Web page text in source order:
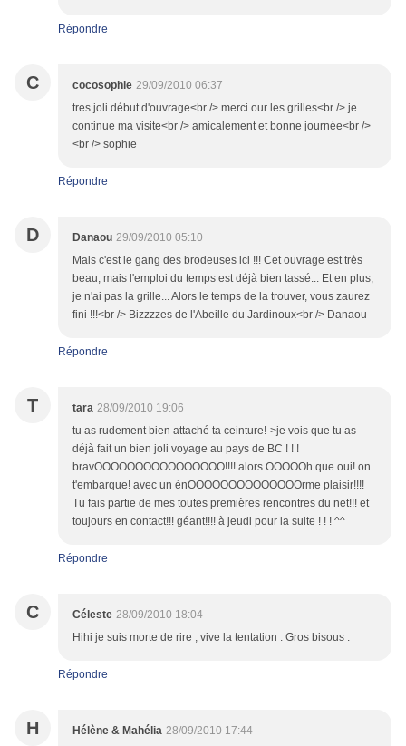
Répondre
C cocosophie 29/09/2010 06:37
tres joli début d'ouvrage<br /> merci our les grilles<br /> je
continue ma visite<br /> amicalement et bonne journée<br />
<br /> sophie
Répondre
D Danaou 29/09/2010 05:10
Mais c'est le gang des brodeuses ici !!! Cet ouvrage est très
beau, mais l'emploi du temps est déjà bien tassé... Et en plus,
je n'ai pas la grille... Alors le temps de la trouver, vous zaurez
fini !!!<br /> Bizzzzes de l'Abeille du Jardinoux<br /> Danaou
Répondre
T tara 28/09/2010 19:06
tu as rudement bien attaché ta ceinture!->je vois que tu as
déjà fait un bien joli voyage au pays de BC ! ! !
bravOOOOOOOOOOOOOOOO!!!! alors OOOOOh que oui! on
t'embarque! avec un énOOOOOOOOOOOOOOrme plaisir!!!!
Tu fais partie de mes toutes premières rencontres du net!!! et
toujours en contact!!! géant!!!! à jeudi pour la suite ! ! ! ^^
Répondre
C Céleste 28/09/2010 18:04
Hihi je suis morte de rire , vive la tentation . Gros bisous .
Répondre
H Hélène & Mahélia 28/09/2010 17:44